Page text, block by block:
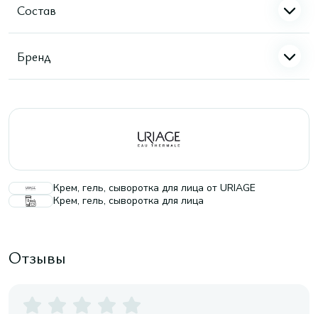
Состав
Бренд
Крем, гель, сыворотка для лица от URIAGE
Крем, гель, сыворотка для лица
Отзывы